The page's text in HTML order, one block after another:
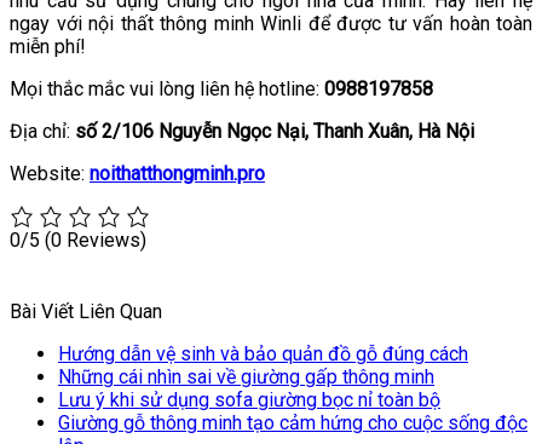
ngay với nội thất thông minh Winli để được tư vấn hoàn toàn
miễn phí!
Mọi thắc mắc vui lòng liên hệ hotline: 0988197858
Địa chỉ: số 2/106 Nguyễn Ngọc Nại, Thanh Xuân, Hà Nội
Website: noithatthongminh.pro
0/5 (0 Reviews)
Bài Viết Liên Quan
Hướng dẫn vệ sinh và bảo quản đồ gỗ đúng cách
Những cái nhìn sai về giường gấp thông minh
Lưu ý khi sử dụng sofa giường bọc nỉ toàn bộ
Giường gỗ thông minh tạo cảm hứng cho cuộc sống độc